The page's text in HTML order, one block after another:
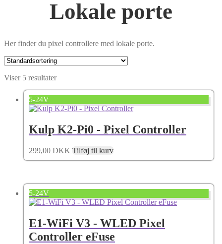
Lokale porte
Her finder du pixel controllere med lokale porte.
Viser 5 resultater
5-24V
Kulp K2-Pi0 - Pixel Controller
299,00 DKK Tilføj til kurv
5-24V
E1-WiFi V3 - WLED Pixel
Controller eFuse